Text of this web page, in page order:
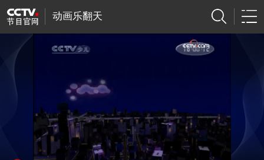
动画乐翻天